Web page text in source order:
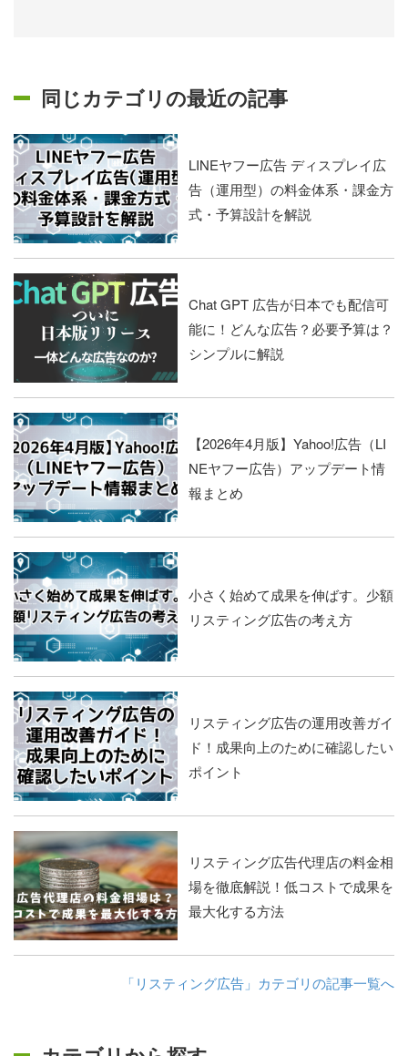
同じカテゴリの最近の記事
LINEヤフー広告 ディスプレイ広
告（運用型）の料金体系・課金方
式・予算設計を解説
Chat GPT 広告が日本でも配信可
能に！どんな広告？必要予算は？
シンプルに解説
【2026年4月版】Yahoo!広告（LI
NEヤフー広告）アップデート情
報まとめ
小さく始めて成果を伸ばす。少額
リスティング広告の考え方
リスティング広告の運用改善ガイ
ド！成果向上のために確認したい
ポイント
リスティング広告代理店の料金相
場を徹底解説！低コストで成果を
最大化する方法
「リスティング広告」カテゴリの記事一覧へ